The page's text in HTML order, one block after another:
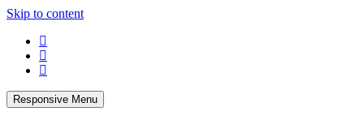
Skip to content
Responsive Menu